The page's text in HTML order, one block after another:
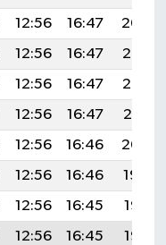
12:56 16:47
20:04
12:56 16:47
20:03
12:56 16:47
20:02
12:56 16:47
20:01
12:56 16:46
20:00
12:56 16:46
19:59
12:56 16:45
19:58
12:56 16:45
19:57